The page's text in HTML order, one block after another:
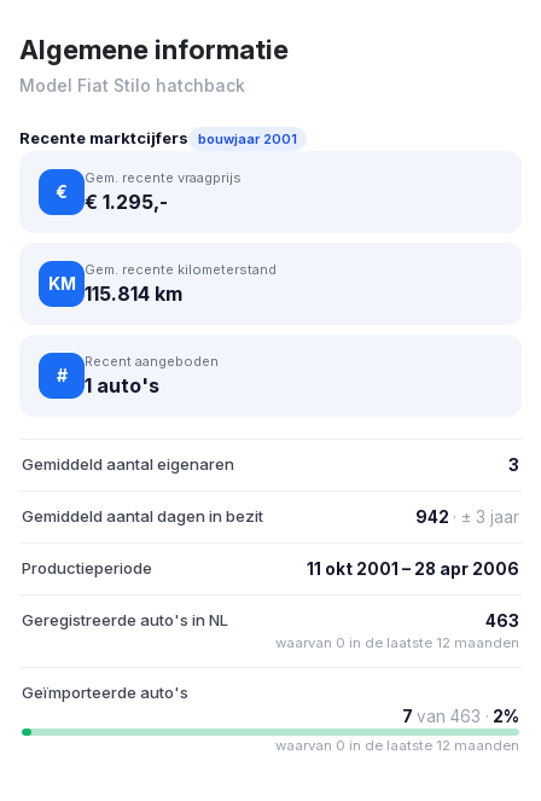
Algemene informatie
Model Fiat Stilo hatchback
Recente marktcijfers bouwjaar 2001
€
Gem. recente vraagprijs
€ 1.295,-
KM
Gem. recente kilometerstand
115.814 km
#
Recent aangeboden
1 auto's
Gemiddeld aantal eigenaren 3
Gemiddeld aantal dagen in bezit 942 · ± 3 jaar
Productieperiode 11 okt 2001 – 28 apr 2006
Geregistreerde auto's in NL 463
waarvan 0 in de laatste 12 maanden
Geïmporteerde auto's
7 van 463 · 2%
waarvan 0 in de laatste 12 maanden